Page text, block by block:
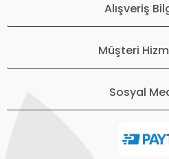
Alışveriş
Müşteri
Sosyal